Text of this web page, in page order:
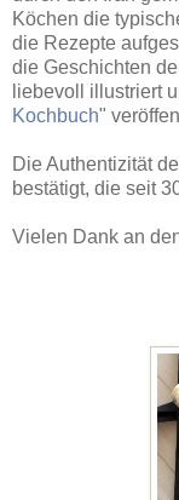
Köchen die
die Rezepte
die Geschichten
liebevoll illustriert
Kochbuch"
Die Authentizität
bestätigt, die seit
Vielen Dank an